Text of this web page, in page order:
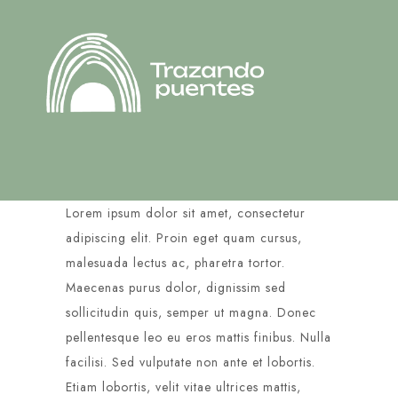
Lorem ipsum dolor sit amet, consectetur
adipiscing elit. Proin eget quam cursus,
malesuada lectus ac, pharetra tortor.
Maecenas purus dolor, dignissim sed
sollicitudin quis, semper ut magna. Donec
pellentesque leo eu eros mattis finibus. Nulla
facilisi. Sed vulputate non ante et lobortis.
Etiam lobortis, velit vitae ultrices mattis,